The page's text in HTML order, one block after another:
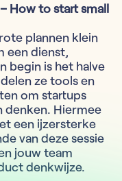
How to start small
plannen klein
een dienst,
begin is het halve
ze tools en
om startups
denken. Hiermee
een ijzersterke
van deze sessie
jouw team
denkwijze.